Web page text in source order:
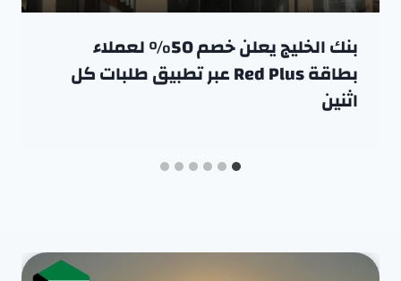
بنك الخليج يعلن خصم 50% لعملاء
بطاقة Red Plus عبر تطبيق طلبات كل
اثنين